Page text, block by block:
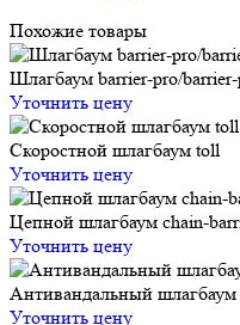
Похожие товары
Шлагбаум barrier-pro/
Уточнить цену
Скоростной шлагбаум toll
Уточнить цену
Цепной шлагбаум chain-
Уточнить цену
Антивандальный шлагбаум
Уточнить цену